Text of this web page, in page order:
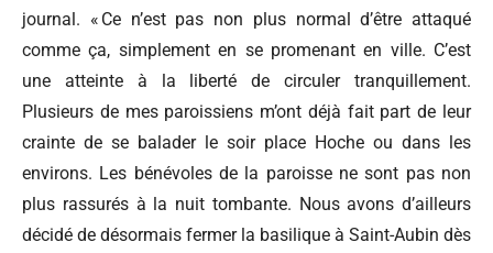
journal. « Ce n’est pas non plus normal d’être attaqué
comme ça, simplement en se promenant en ville. C’est
une atteinte à la liberté de circuler tranquillement.
Plusieurs de mes paroissiens m’ont déjà fait part de leur
crainte de se balader le soir place Hoche ou dans les
environs. Les bénévoles de la paroisse ne sont pas non
plus rassurés à la nuit tombante. Nous avons d’ailleurs
décidé de désormais fermer la basilique à Saint-Aubin dès